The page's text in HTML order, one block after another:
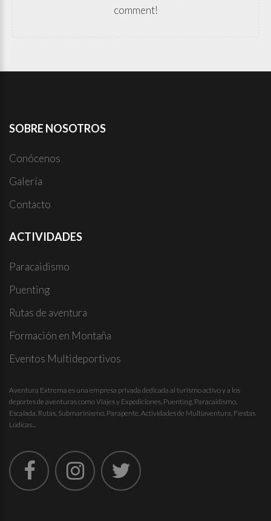
comment!
SOBRE NOSOTROS
Conócenos
Galería
Contacto
ACTIVIDADES
Paracaidismo
Puenting
Rutas de aventura
Formación en Montaña
Eventos Multideportivos
Aventura Extrema es una empresa privada dedicada al turismo activo y a los
deportes de aventuras como Viajes y Expediciones, Puenting, Paracaidismo,
Escalada, Rutas, Submarinismo, Parapente, Actividades de Multiaventura, Fiestas
Lúdicas...